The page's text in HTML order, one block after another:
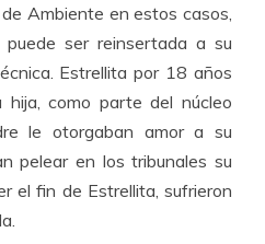
Ambiente en estos casos,
ser reinsertada a su
Estrellita por 18 años
como parte del núcleo
le otorgaban amor a su
pelear en los tribunales su
el fin de Estrellita, sufrieron